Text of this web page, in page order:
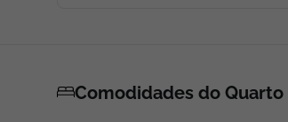
Comodidades do Quarto